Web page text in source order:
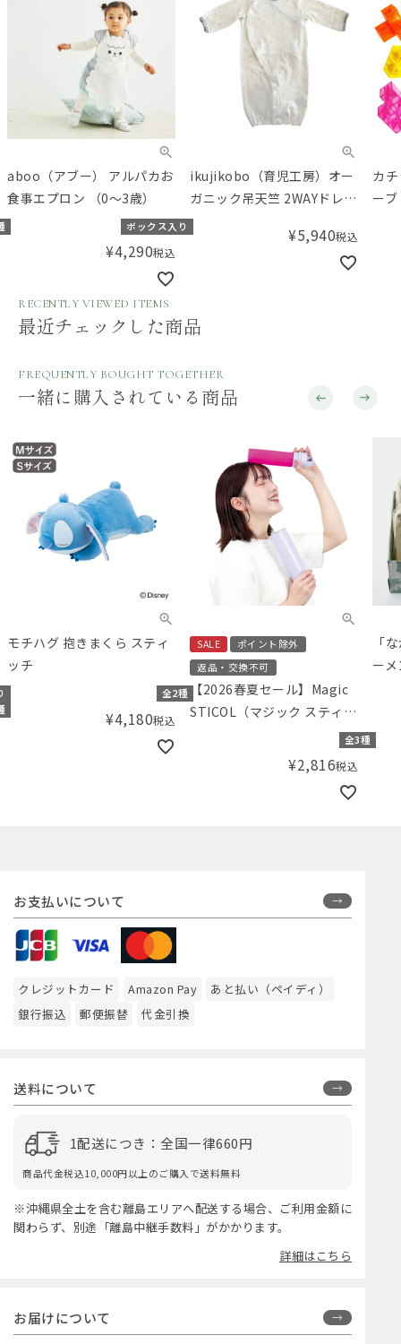
aboo（アブー） アルパカお
食事エプロン （0～3歳）
ボックス入り
¥4,290税込
ikujikobo（育児工房）オー
ガニック吊天竺 2WAYドレス
シルバースター グレー
¥5,940税込
カ
ーブ
RECENTLY VIEWED ITEMS
最近チェックした商品
FREQUENTLY BOUGHT TOGETHER
一緒に購入されている商品
モチハグ 抱きまくら スティ
ッチ
全2種
¥4,180税込
SALE
ポイント除外
返品・交換不可
【2026春夏セール】Magic
STICOL（マジック スティコ
全3種
¥2,816税込
「
ー
お支払いについて
クレジットカード Amazon Pay
あと払い（ペイディ）
銀行振込
郵便振替 代金引換
送料について
1配送につき：全国一律660円
商品代金税込10,000円以上のご購入で送料無料
※沖縄県全土を含む離島エリアへ配送する場合、ご利用金額に
関わらず、別途「離島中継手数料」がかかります。
詳細はこちら
お届けについて